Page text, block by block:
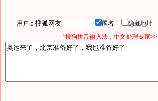
用户： 匿名 隐藏地址
*搜狗拼音输入法，中文处理专家>>